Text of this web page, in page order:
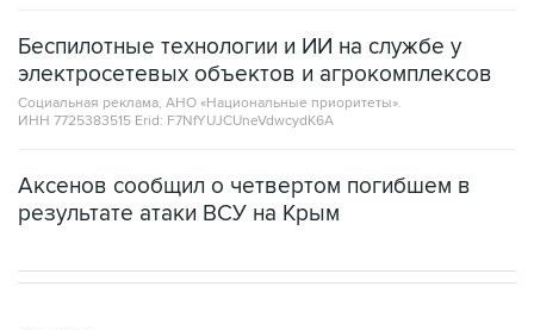
Беспилотные технологии и ИИ на службе у
электросетевых объектов и агрокомплексов
Социальная реклама, АНО «Национальные приоритеты».
ИНН 7725383515 Erid: F7NfYUJCUneVdwcydK6A
Аксенов сообщил о четвертом погибшем в
результате атаки ВСУ на Крым